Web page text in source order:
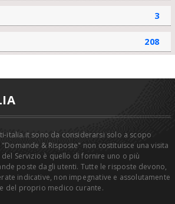
3
208
italia.it sono da considerarsi solo a scopo
& Risposte" non costituisce una visita
Servizio è quello di fornire uno o più
poste dagli utenti. Tutte le risposte devono,
indicative, non impegnative e assolutamente
del proprio medico curante.